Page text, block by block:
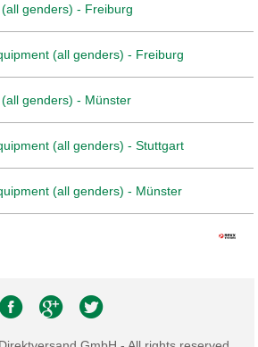
genders) - Freiburg
(all genders) - Freiburg
genders) - Münster
(all genders) - Stuttgart
(all genders) - Münster